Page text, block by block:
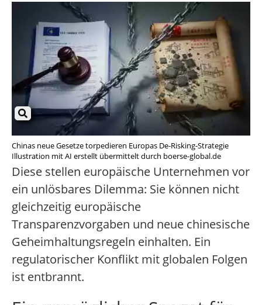
Chinas neue Gesetze torpedieren Europas De-Risking-Strategie
Illustration mit AI erstellt übermittelt durch boerse-global.de
Diese stellen europäische Unternehmen vor
ein unlösbares Dilemma: Sie können nicht
gleichzeitig europäische
Transparenzvorgaben und neue chinesische
Geheimhaltungsregeln einhalten. Ein
regulatorischer Konflikt mit globalen Folgen
ist entbrannt.